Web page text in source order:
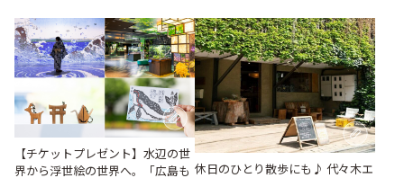
【チケットプレゼント】水辺の世
界から浮世絵の世界へ。「広島も 休日のひとり散歩にも♪ 代々木エ